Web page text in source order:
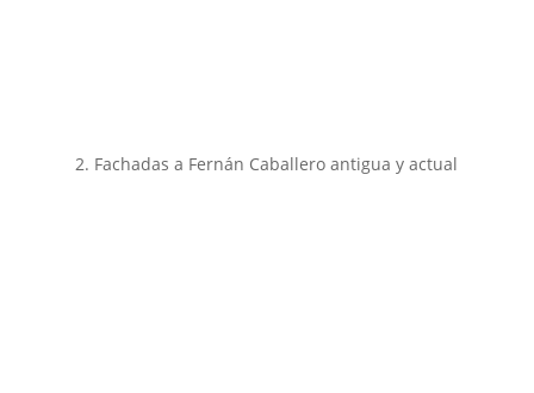
2. Fachadas a Fernán Caballero antigua y actual